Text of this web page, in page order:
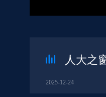
人大之
2025-12-24